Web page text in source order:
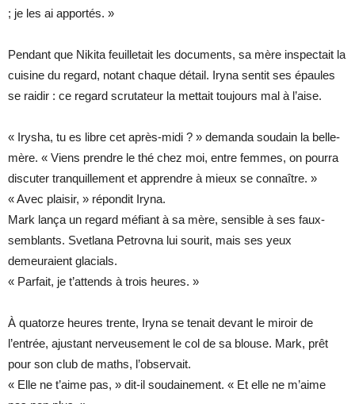
; je les ai apportés. »
Pendant que Nikita feuilletait les documents, sa mère inspectait la
cuisine du regard, notant chaque détail. Iryna sentit ses épaules
se raidir : ce regard scrutateur la mettait toujours mal à l’aise.
« Irysha, tu es libre cet après-midi ? » demanda soudain la belle-
mère. « Viens prendre le thé chez moi, entre femmes, on pourra
discuter tranquillement et apprendre à mieux se connaître. »
« Avec plaisir, » répondit Iryna.
Mark lança un regard méfiant à sa mère, sensible à ses faux-
semblants. Svetlana Petrovna lui sourit, mais ses yeux
demeuraient glacials.
« Parfait, je t’attends à trois heures. »
À quatorze heures trente, Iryna se tenait devant le miroir de
l’entrée, ajustant nerveusement le col de sa blouse. Mark, prêt
pour son club de maths, l’observait.
« Elle ne t’aime pas, » dit-il soudainement. « Et elle ne m’aime